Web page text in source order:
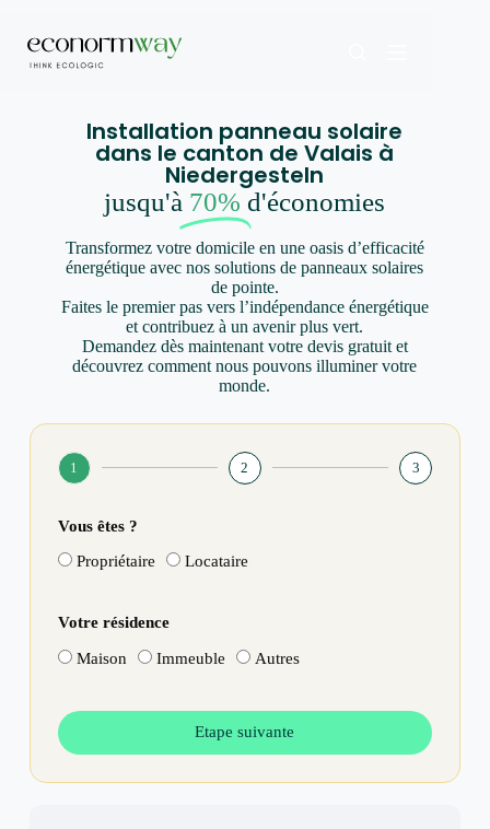
Installation panneau solaire
dans le canton de Valais à
Niedergesteln
jusqu'à 70% d'économies
Transformez votre domicile en une oasis d’efficacité
énergétique avec nos solutions de panneaux solaires
de pointe.
Faites le premier pas vers l’indépendance énergétique
et contribuez à un avenir plus vert.
Demandez dès maintenant votre devis gratuit et
découvrez comment nous pouvons illuminer votre
monde.
1 2 3
Vous êtes ?
Propriétaire Locataire
Votre résidence
Maison Immeuble Autres
Etape suivante